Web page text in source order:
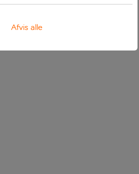
Afvis alle